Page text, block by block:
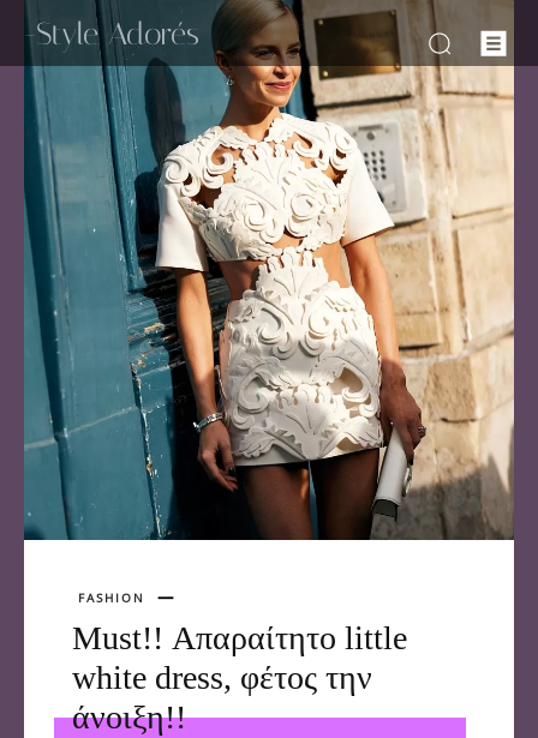
-Style Adorés
FASHION
Must!! Απαραίτητο little
white dress, φέτος την
άνοιξη!!